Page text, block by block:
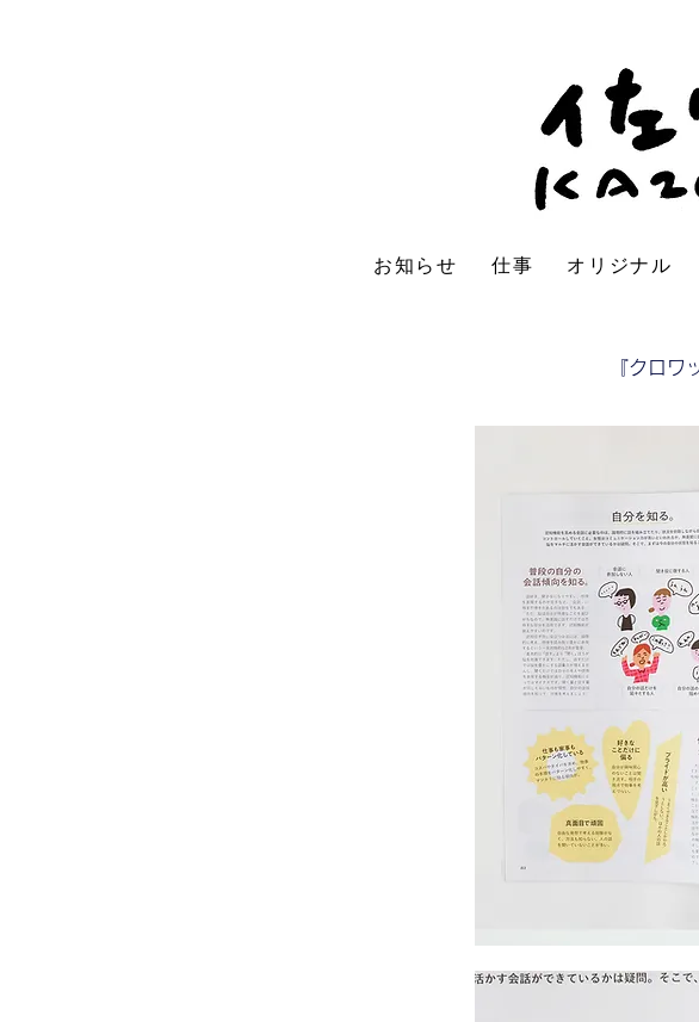
お知らせ 仕事 オリジナル
『クロ